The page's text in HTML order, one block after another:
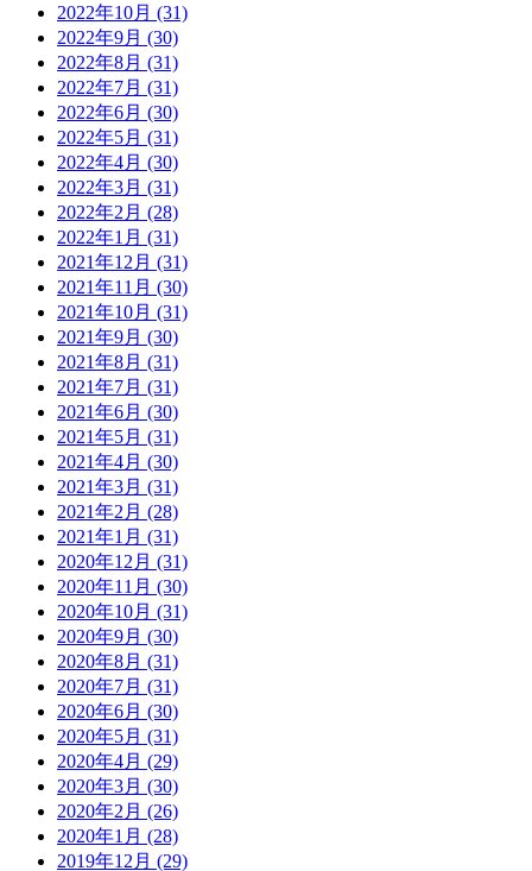
2022年10月 (31)
2022年9月 (30)
2022年8月 (31)
2022年7月 (31)
2022年6月 (30)
2022年5月 (31)
2022年4月 (30)
2022年3月 (31)
2022年2月 (28)
2022年1月 (31)
2021年12月 (31)
2021年11月 (30)
2021年10月 (31)
2021年9月 (30)
2021年8月 (31)
2021年7月 (31)
2021年6月 (30)
2021年5月 (31)
2021年4月 (30)
2021年3月 (31)
2021年2月 (28)
2021年1月 (31)
2020年12月 (31)
2020年11月 (30)
2020年10月 (31)
2020年9月 (30)
2020年8月 (31)
2020年7月 (31)
2020年6月 (30)
2020年5月 (31)
2020年4月 (29)
2020年3月 (30)
2020年2月 (26)
2020年1月 (28)
2019年12月 (29)